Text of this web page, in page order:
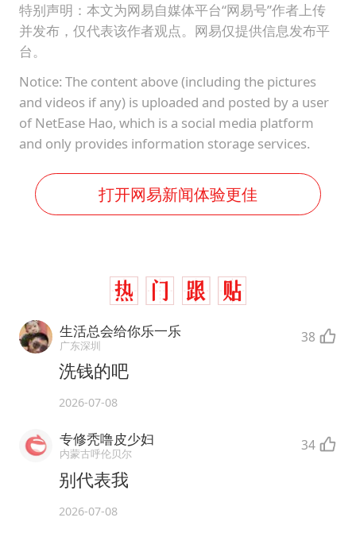
特别声明：本文为网易自媒体平台“网易号”作者上传
并发布，仅代表该作者观点。网易仅提供信息发布平
台。
Notice: The content above (including the pictures
and videos if any) is uploaded and posted by a user
of NetEase Hao, which is a social media platform
and only provides information storage services.
打开网易新闻体验更佳
生活总会给你乐一乐
广东深圳 38
洗钱的吧
2026-07-08
专修秃噜皮少妇
内蒙古呼伦贝尔 34
别代表我
2026-07-08